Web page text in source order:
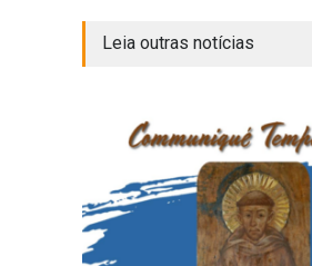
Leia outras notícias